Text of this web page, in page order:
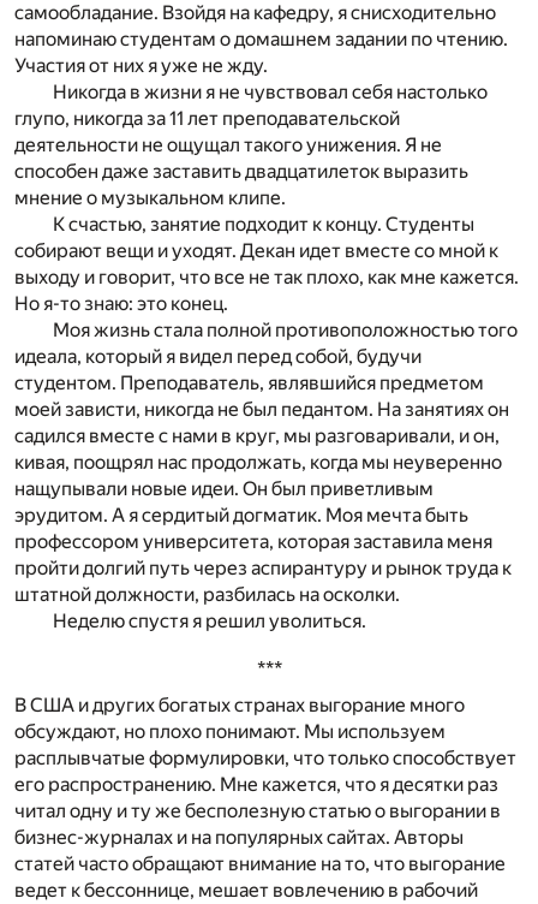
самообладание. Взойдя на кафедру, я снисходительно
напоминаю студентам о домашнем задании по чтению.
Участия от них я уже не жду.
Никогда в жизни я не чувствовал себя настолько
глупо, никогда за 11 лет преподавательской
деятельности не ощущал такого унижения. Я не
способен даже заставить двадцатилеток выразить
мнение о музыкальном клипе.
К счастью, занятие подходит к концу. Студенты
собирают вещи и уходят. Декан идет вместе со мной к
выходу и говорит, что все не так плохо, как мне кажется.
Но я-то знаю: это конец.
Моя жизнь стала полной противоположностью того
идеала, который я видел перед собой, будучи
студентом. Преподаватель, являвшийся предметом
моей зависти, никогда не был педантом. На занятиях он
садился вместе с нами в круг, мы разговаривали, и он,
кивая, поощрял нас продолжать, когда мы неуверенно
нащупывали новые идеи. Он был приветливым
эрудитом. А я сердитый догматик. Моя мечта быть
профессором университета, которая заставила меня
пройти долгий путь через аспирантуру и рынок труда к
штатной должности, разбилась на осколки.
Неделю спустя я решил уволиться.
***
В США и других богатых странах выгорание много
обсуждают, но плохо понимают. Мы используем
расплывчатые формулировки, что только способствует
его распространению. Мне кажется, что я десятки раз
читал одну и ту же бесполезную статью о выгорании в
бизнес-журналах и на популярных сайтах. Авторы
статей часто обращают внимание на то, что выгорание
ведет к бессоннице, мешает вовлечению в рабочий